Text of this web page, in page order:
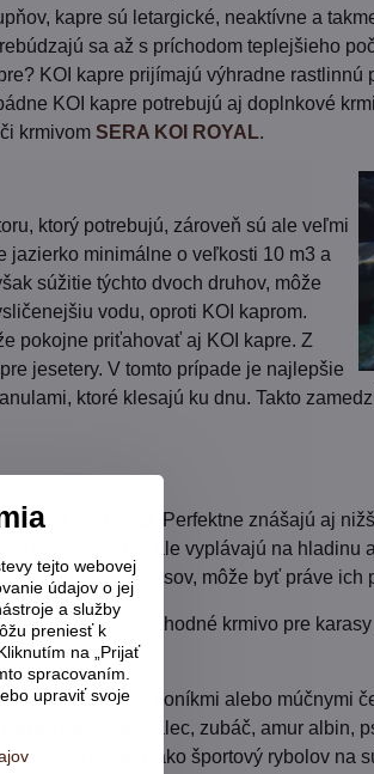
kapre sú letargické, neaktívne a
sa až s príchodom teplejšieho
KOI kapre prijímajú výhradne rastlinnú
KOI kapre potrebujú aj doplnkové
či krmivomSERA KOI ROYAL.
ktorý potrebujú, zároveň sú ale veľmi
jazierko minimálne o veľkosti 10 m3 a
súžitie týchto dvoch druhov, môže
vodu, oproti KOI kaprom.
pokojne priťahovať aj KOI kapre. Z
jesetery. V tomto prípade je najlepšie
ktoré klesajú ku dnu. Takto
ako ušité. Perfektne znášajú aj
slnečných dní ale vyplávajú na hladinu
pri chove karasov, môže byť práve ich
živým krmivom. Vhodné krmivo pre
lúčnymi koníkmi alebo múčnymi
sú napríklad, jalec, zubáč, amur albin,
cieľom, ako športový rybolov na
tejto webovej
údajov o jej
a služby
preniesť k
na „Prijať
spracovaním.
upraviť svoje